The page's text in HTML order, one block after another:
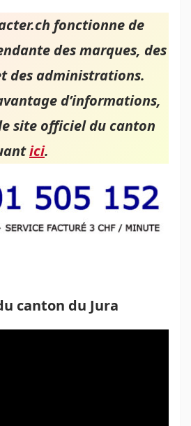
fonctionne de
des marques, des
des administrations.
d’informations,
site officiel du canton
ici.
canton du Jura